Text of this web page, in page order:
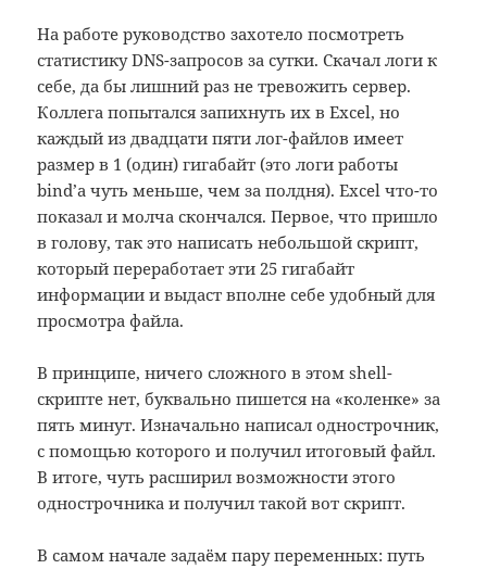
На работе руководство захотело посмотреть
статистику DNS-запросов за сутки. Скачал логи к
себе, да бы лишний раз не тревожить сервер.
Коллега попытался запихнуть их в Excel, но
каждый из двадцати пяти лог-файлов имеет
размер в 1 (один) гигабайт (это логи работы
bind’а чуть меньше, чем за полдня). Excel что-то
показал и молча скончался. Первое, что пришло
в голову, так это написать небольшой скрипт,
который переработает эти 25 гигабайт
информации и выдаст вполне себе удобный для
просмотра файла.
В принципе, ничего сложного в этом shell-
скрипте нет, буквально пишется на «коленке» за
пять минут. Изначально написал однострочник,
с помощью которого и получил итоговый файл.
В итоге, чуть расширил возможности этого
однострочника и получил такой вот скрипт.
В самом начале задаём пару переменных: путь